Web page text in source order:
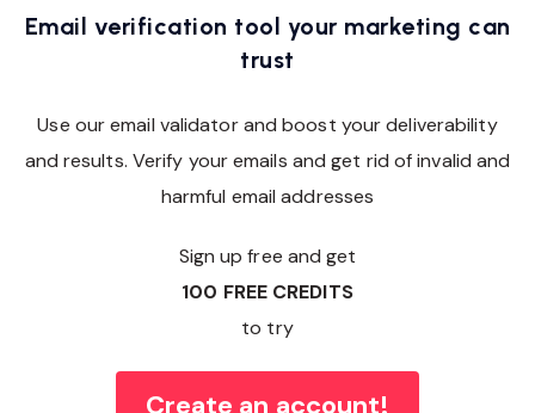
Email verification tool your marketing can
trust
Use our email validator and boost your deliverability
and results. Verify your emails and get rid of invalid and
harmful email addresses
Sign up free and get
100 FREE CREDITS
to try
Create an account!